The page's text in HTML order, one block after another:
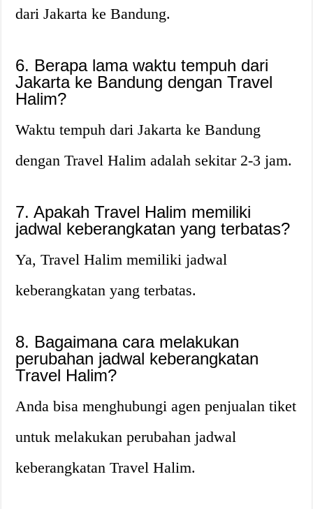
dari Jakarta ke Bandung.
6. Berapa lama waktu tempuh dari
Jakarta ke Bandung dengan Travel
Halim?
Waktu tempuh dari Jakarta ke Bandung
dengan Travel Halim adalah sekitar 2-3 jam.
7. Apakah Travel Halim memiliki
jadwal keberangkatan yang terbatas?
Ya, Travel Halim memiliki jadwal
keberangkatan yang terbatas.
8. Bagaimana cara melakukan
perubahan jadwal keberangkatan
Travel Halim?
Anda bisa menghubungi agen penjualan tiket
untuk melakukan perubahan jadwal
keberangkatan Travel Halim.